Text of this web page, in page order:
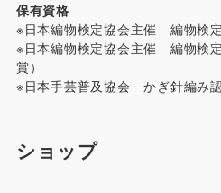
保有資格
※日本編物検定協会主催 編物検定
※日本編物検定協会主催 編物検
賞）
※日本手芸普及協会 かぎ針編み
ショップ